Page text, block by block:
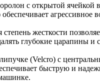
с открытой ячейкой
агрессивное
степень жесткости
глубокие царапины и
(Velcro) с
быструю и